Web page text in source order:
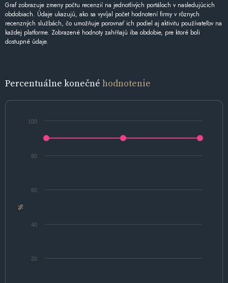
Graf zobrazuje zmeny počtu recenzií na jednotlivých portáloch v nasledujúcich
obdobiach. Údaje ukazujú, ako sa vyvíjal počet hodnotení firmy v rôznych
recenzných službách, čo umožňuje porovnať ich podiel aj aktivitu používateľov na
každej platforme. Zobrazené hodnoty zahŕňajú iba obdobie, pre ktoré boli
dostupné údaje.
Percentuálne konečné hodnotenie
%
20
40
60
80
100